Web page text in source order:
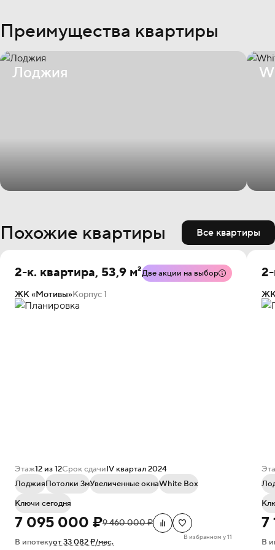
Преимущества квартиры
Лоджия
Похожие квартиры Все квартиры
2-к. квартира, 53,9 м²Две акции на выбор
ЖК «Мотивы»Корпус 1
Этаж12 из 12Срок сдачиIV квартал 2024
ЛоджияПотолки 3мУвеличенные окнаWhite Box
Ключи сегодня
7 095 000 ₽9 460 000 ₽
В ипотекуот 33 082 ₽/мес.
В избранном у 11
ЖК
7
В